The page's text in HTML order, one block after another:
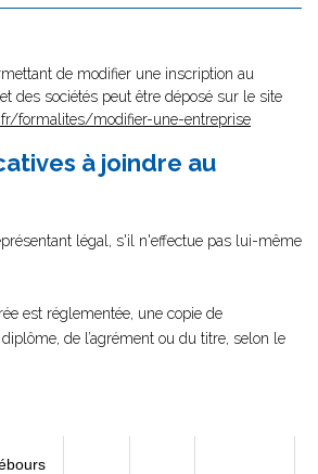
de modifier une inscription au
des sociétés peut être déposé sur le site
formalites/modifier-une-entreprise
à joindre au
légal, s'il n'effectue pas lui-même
est réglementée, une copie de
diplôme, de l’agrément ou du titre, selon le